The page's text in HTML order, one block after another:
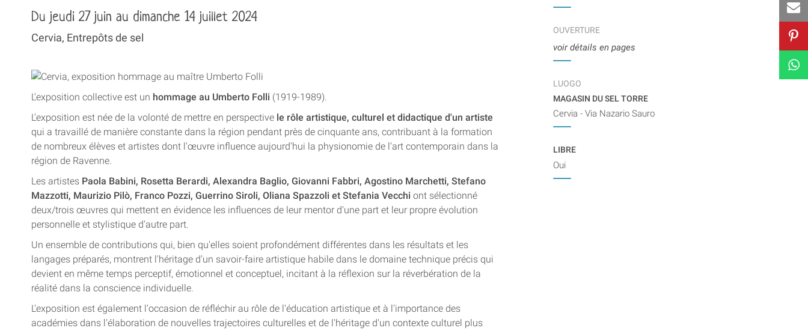
Du jeudi 27 juin au dimanche 14 juillet 2024
Cervia, Entrepôts de sel
L'exposition collective est un hommage au Umberto Folli (1919-1989).
L'exposition est née de la volonté de mettre en perspective le rôle artistique, culturel et didactique d'un artiste
qui a travaillé de manière constante dans la région pendant près de cinquante ans, contribuant à la formation
de nombreux élèves et artistes dont l'œuvre influence aujourd'hui la physionomie de l'art contemporain dans la
région de Ravenne.
Les artistes Paola Babini, Rosetta Berardi, Alexandra Baglio, Giovanni Fabbri, Agostino Marchetti, Stefano
Mazzotti, Maurizio Pilò, Franco Pozzi, Guerrino Siroli, Oliana Spazzoli et Stefania Vecchi ont sélectionné
deux/trois œuvres qui mettent en évidence les influences de leur mentor d'une part et leur propre évolution
personnelle et stylistique d'autre part.
Un ensemble de contributions qui, bien qu'elles soient profondément différentes dans les résultats et les
langages préparés, montrent l'héritage d'un savoir-faire artistique habile dans le domaine technique précis qui
devient en même temps perceptif, émotionnel et conceptuel, incitant à la réflexion sur la réverbération de la
réalité dans la conscience individuelle.
L'exposition est également l'occasion de réfléchir au rôle de l'éducation artistique et à l'importance des
académies dans l'élaboration de nouvelles trajectoires culturelles et de l'héritage d'un contexte culturel plus
OUVERTURE
voir détails en pages
LUOGO
MAGASIN DU SEL TORRE
Cervia - Via Nazario Sauro
LIBRE
Oui